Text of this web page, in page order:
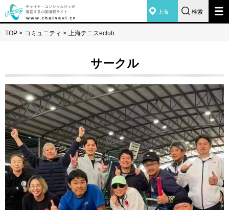
上海 検索
TOP > コミュニティ > 上海テニスeclub
サークル